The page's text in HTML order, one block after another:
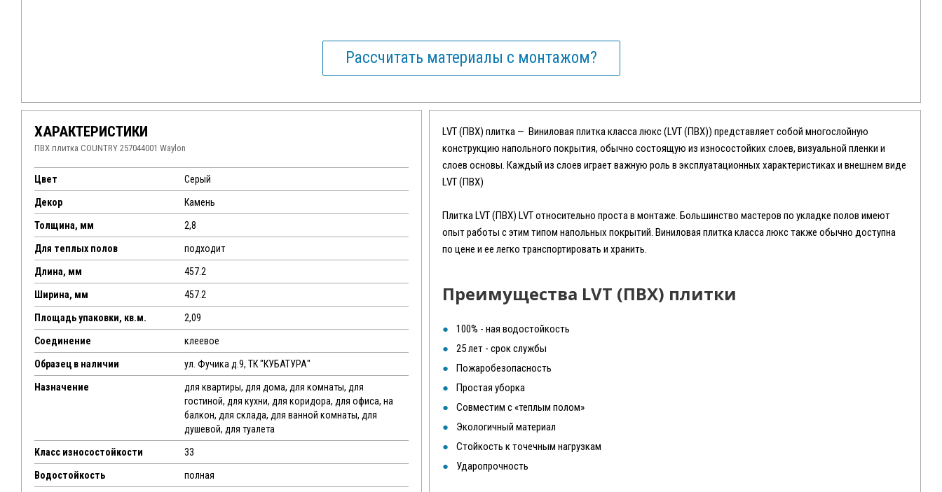
Рассчитать материалы с монтажом?
ХАРАКТЕРИСТИКИ
ПВХ плитка COUNTRY 257044001 Waylon
Цвет Серый
Декор Камень
Толщина, мм 2,8
Для теплых полов подходит
Длина, мм 457.2
Ширина, мм 457.2
Площадь упаковки, кв.м. 2,09
Соединение клеевое
Образец в наличии ул. Фучика д.9, ТК "КУБАТУРА"
Назначение
для квартиры, для дома, для комнаты, для
гостиной, для кухни, для коридора, для офиса, на
балкон, для склада, для ванной комнаты, для
душевой, для туалета
Класс износостойкости 33
Водостойкость полная
LVT (ПВХ) плитка — Виниловая плитка класса люкс (LVT (ПВХ)) представляет собой многослойную
конструкцию напольного покрытия, обычно состоящую из износостойких слоев, визуальной пленки и
слоев основы. Каждый из слоев играет важную роль в эксплуатационных характеристиках и внешнем виде
LVT (ПВХ)
Плитка LVT (ПВХ) LVT относительно проста в монтаже. Большинство мастеров по укладке полов имеют
опыт работы с этим типом напольных покрытий. Виниловая плитка класса люкс также обычно доступна
по цене и ее легко транспортировать и хранить.
Преимущества LVT (ПВХ) плитки
100% - ная водостойкость
25 лет - срок службы
Пожаробезопасность
Простая уборка
Совместим с «теплым полом»
Экологичный материал
Стойкость к точечным нагрузкам
Ударопрочность